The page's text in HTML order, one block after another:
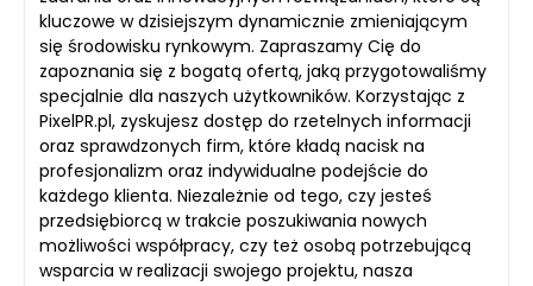
kluczowe w dzisiejszym dynamicznie zmieniającym
się środowisku rynkowym. Zapraszamy Cię do
zapoznania się z bogatą ofertą, jaką przygotowaliśmy
specjalnie dla naszych użytkowników. Korzystając z
PixelPR.pl, zyskujesz dostęp do rzetelnych informacji
oraz sprawdzonych firm, które kładą nacisk na
profesjonalizm oraz indywidualne podejście do
każdego klienta. Niezależnie od tego, czy jesteś
przedsiębiorcą w trakcie poszukiwania nowych
możliwości współpracy, czy też osobą potrzebującą
wsparcia w realizacji swojego projektu, nasza